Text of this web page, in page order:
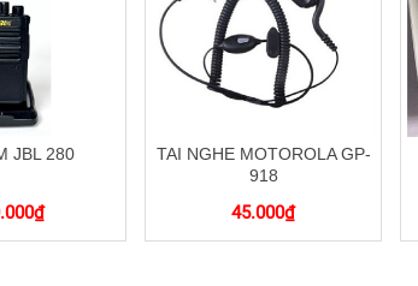
JBL 280
₫
TAI NGHE MOTOROLA GP-
918
45.000₫